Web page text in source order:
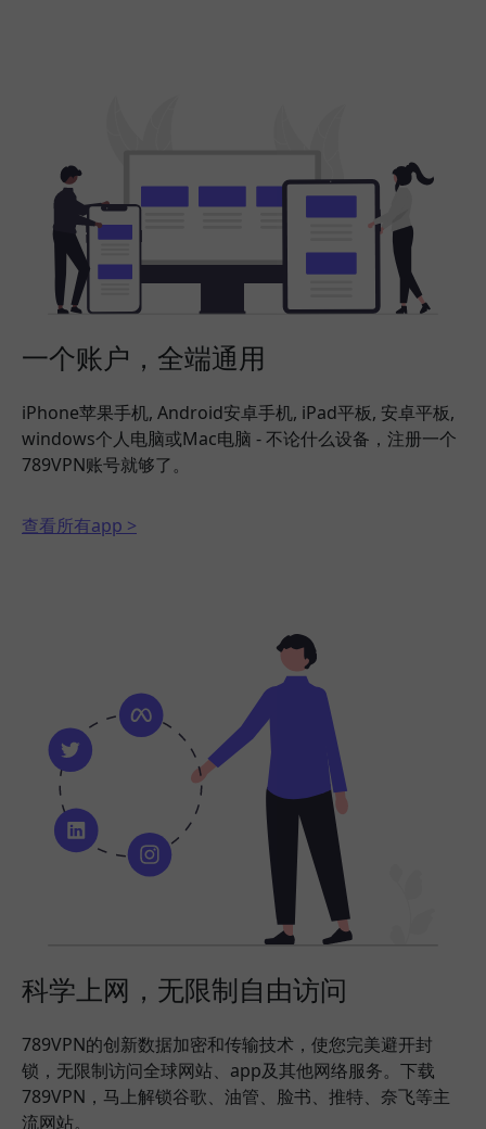
一个账户，全端通用
iPhone苹果手机, Android安卓手机, iPad平板, 安卓平板,
windows个人电脑或Mac电脑 - 不论什么设备，注册一个
789VPN账号就够了。
查看所有app >
科学上网，无限制自由访问
789VPN的创新数据加密和传输技术，使您完美避开封
锁，无限制访问全球网站、app及其他网络服务。下载
789VPN，马上解锁谷歌、油管、脸书、推特、奈飞等主
流网站。